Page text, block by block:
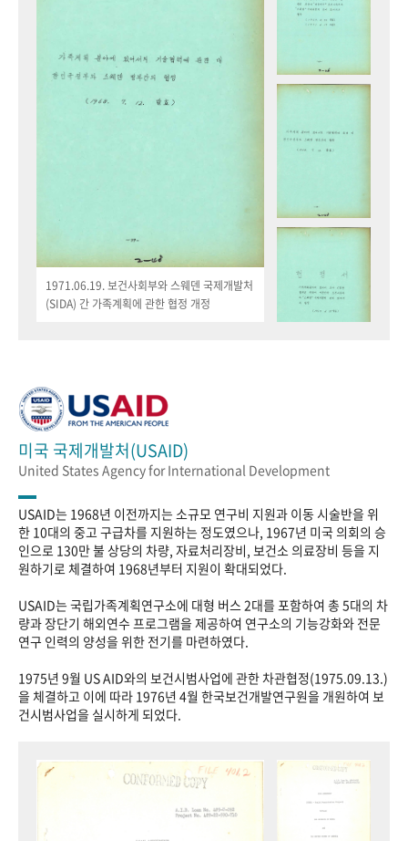
1971.06.19. 보건사회부와 스웨덴 국제개발처
(SIDA) 간 가족계획에 관한 협정 개정
미국 국제개발처(USAID)
United States Agency for International Development
USAID는 1968년 이전까지는 소규모 연구비 지원과 이동 시술반을 위
한 10대의 중고 구급차를 지원하는 정도였으나, 1967년 미국 의회의 승
인으로 130만 불 상당의 차량, 자료처리장비, 보건소 의료장비 등을 지
원하기로 체결하여 1968년부터 지원이 확대되었다.
USAID는 국립가족계획연구소에 대형 버스 2대를 포함하여 총 5대의 차
량과 장단기 해외연수 프로그램을 제공하여 연구소의 기능강화와 전문
연구 인력의 양성을 위한 전기를 마련하였다.
1975년 9월 US AID와의 보건시범사업에 관한 차관협정(1975.09.13.)
을 체결하고 이에 따라 1976년 4월 한국보건개발연구원을 개원하여 보
건시범사업을 실시하게 되었다.